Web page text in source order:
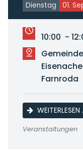
Dienstag 01.
10:00 -
Farnroda
WEITERLESEN
Veranstaltungen